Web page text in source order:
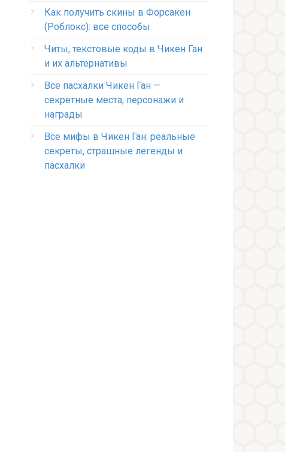
Как получить скины в Форсакен
(Роблокс): все способы
Читы, текстовые коды в Чикен Ган
и их альтернативы
Все пасхалки Чикен Ган —
секретные места, персонажи и
награды
Все мифы в Чикен Ган: реальные
секреты, страшные легенды и
пасхалки